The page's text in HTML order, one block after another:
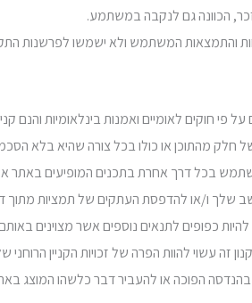
על פי חוקים לאומיים ואמנות
חלק מהתוכן או כולו בכל צורה שהיא בלא
שלך ו/או להדפסת העתקים של תמציות
כפופים לתנאים נוספים אשר מצוינים